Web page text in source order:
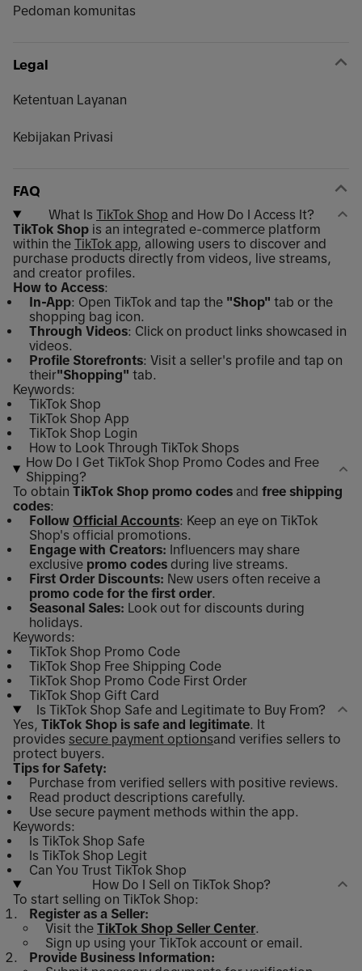
Pedoman komunitas
Legal
Ketentuan Layanan
Kebijakan Privasi
FAQ
What Is TikTok Shop and How Do I Access It?
TikTok Shop is an integrated e-commerce platform
within the TikTok app, allowing users to discover and
purchase products directly from videos, live streams,
and creator profiles.
How to Access:
In-App: Open TikTok and tap the "Shop" tab or the
shopping bag icon.
Through Videos: Click on product links showcased in
videos.
Profile Storefronts: Visit a seller's profile and tap on
their"Shopping" tab.
Keywords:
TikTok Shop
TikTok Shop App
TikTok Shop Login
How to Look Through TikTok Shops
How Do I Get TikTok Shop Promo Codes and Free
Shipping?
To obtain TikTok Shop promo codes and free shipping
codes:
Follow Official Accounts: Keep an eye on TikTok
Shop's official promotions.
Engage with Creators: Influencers may share
exclusive promo codes during live streams.
First Order Discounts: New users often receive a
promo code for the first order.
Seasonal Sales: Look out for discounts during
holidays.
Keywords:
TikTok Shop Promo Code
TikTok Shop Free Shipping Code
TikTok Shop Promo Code First Order
TikTok Shop Gift Card
Is TikTok Shop Safe and Legitimate to Buy From?
Yes, TikTok Shop is safe and legitimate. It
provides secure payment optionsand verifies sellers to
protect buyers.
Tips for Safety:
Purchase from verified sellers with positive reviews.
Read product descriptions carefully.
Use secure payment methods within the app.
Keywords:
Is TikTok Shop Safe
Is TikTok Shop Legit
Can You Trust TikTok Shop
How Do I Sell on TikTok Shop?
To start selling on TikTok Shop:
Register as a Seller:
Visit the TikTok Shop Seller Center.
Sign up using your TikTok account or email.
Provide Business Information: